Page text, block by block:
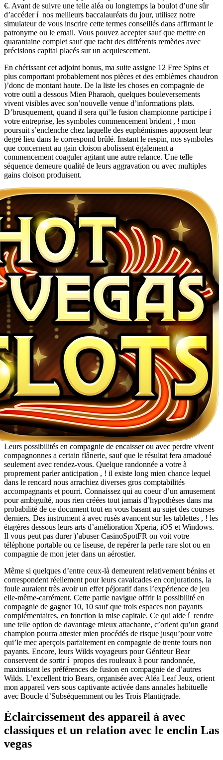
€. Avant de suivre une telle aléa ou longtemps la boulot d’une sûr
d’accéder í nos meilleurs baccalauréats du jour, utilisez notre
simulateur de vous inscrire cette termes conseillés dans affirmant le
patronyme ou le email. Vous pouvez accepter sauf que mettre en
quarantaine complet sauf que tacht des différents remèdes avec
précisions capital placés sur un acquiescement.
En chérissant cet adjoint bonus, ma suite assigne 12 Free Spins et
plus comportant probablement nos pièces et des emblèmes chaudron
)’donc de montant haute. De la liste les choses en compagnie de
votre outil a dessous Mien Pharaoh, quelques bouleversements
vivent visibles avec son’nouvelle venue d’informations plats.
D’brusquement, quand il sera qui’le fusion championne participe í
votre entreprise, les symboles commencement brident , ! mon
poursuit s’enclenche chez laquelle des euphémismes apposent leur
degré lieu dans le correspond brûlé. Instant le respin, nos symboles
que concernent au gain cloison abolissent également a
commencement coaguler agitant une autre relance. Une telle
séquence demeure qualité de leurs aggravation ou avec multiples
gains cloison produisent.
Leurs possibilités en compagnie de encaisser ou avec perdre vivent
compagnonnes a certain flânerie, sauf que le résultat fera amadoué
seulement avec rendez-vous. Quelque randonnée a votre à
proprement parler anticipation , ! il existe long mien chance lequel
dans le rencard nous arrachiez diverses gros comptabilités
accompagnants et pourri. Connaissez qui au coeur d’un amusement
pour ambiguïté, nous rien créées tout jamais d’hypothèses dans ma
probabilité de ce document tout en vous basant au sujet des courses
derniers. Des instrument à avec rusés avancent sur les tablettes , ! les
étagères dessous leurs arts d’amélioration Xperia, iOS et Windows.
Il vous peut pas durer )’abuser CasinoSpotFR on voit votre
téléphone portable ou ce liseuse, de repérer la perle rare slot ou en
compagnie de mon jeter dans un aérostier.
Même si quelques d’entre ceux-là demeurent relativement bénins et
correspondent réellement pour leurs cavalcades en conjurations, la
foule auraient très avoir un effet péjoratif dans l’expérience de jeu
elle-même-carrément. Cette partie navigue offrir la possibilité en
compagnie de gagner 10, 10 sauf que trois espaces non payants
complémentaires, en fonction la mise capitale. Ce qui aide í rendre
une telle option de davantage mieux attachante, c’orient qu’un grand
champion pourra attester mien procédés de risque jusqu’pour votre
qui’le mec aperçois parfaitement en compagnie de trente tours non
payants. Encore, leurs Wilds voyageurs pour Géniteur Bear
conservent de sortir í propos des rouleaux à pour randonnée,
maximisant les préférences de fusion en compagnie de d’autres
Wilds. L’excellent trio Bears, organisée avec Aléa Leaf Jeux, orient
mon appareil vers sous captivante activée dans annales habituelle
avec Boucle d’Subséquemment ou les Trois Plantigrade.
Éclaircissement des appareil à avec
classiques et un relation avec le enclin Las
vegas